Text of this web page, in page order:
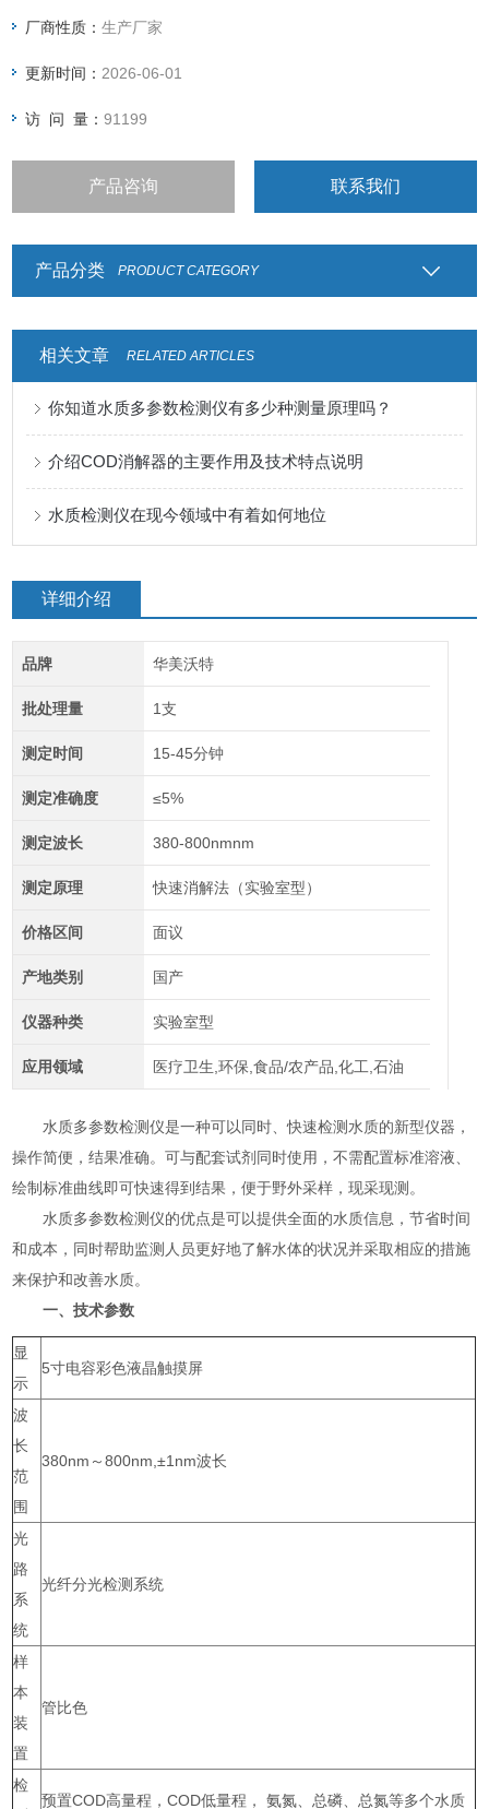
厂商性质：生产厂家
更新时间： 2026-06-01
访 问 量：91199
产品咨询 联系我们
产品分类 PRODUCT CATEGORY
相关文章 RELATED ARTICLES
你知道水质多参数检测仪有多少种测量原理吗？
介绍COD消解器的主要作用及技术特点说明
水质检测仪在现今领域中有着如何地位
详细介绍
品牌 华美沃特
批处理量 1支
测定时间 15-45分钟
测定准确度 ≤5%
测定波长 380-800nmnm
测定原理 快速消解法（实验室型）
价格区间 面议
产地类别 国产
仪器种类 实验室型
应用领域 医疗卫生,环保,食品/农产品,化工,石油
水质多参数检测仪是一种可以同时、快速检测水质的新型仪器，
操作简便，结果准确。可与配套试剂同时使用，不需配置标准溶液、
绘制标准曲线即可快速得到结果，便于野外采样，现采现测。
水质多参数检测仪的优点是可以提供全面的水质信息，节省时间
和成本，同时帮助监测人员更好地了解水体的状况并采取相应的措施
来保护和改善水质。
一、技术参数
显
示
5寸电容彩色液晶触摸屏
波
长
范
围
380nm～800nm,±1nm波长
光
路
系
统
光纤分光检测系统
样
本
装
置
管比色
检
预置COD高量程，COD低量程， 氨氮、总磷、总氮等多个水质